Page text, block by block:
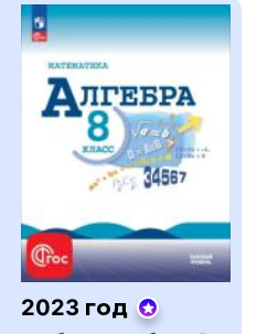
2023 год